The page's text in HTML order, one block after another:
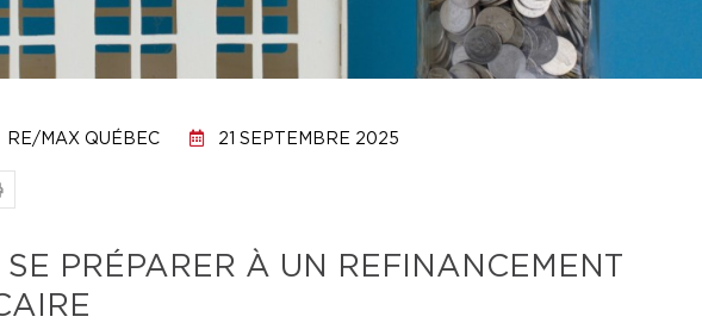
RE/MAX QUÉBEC 21 SEPTEMBRE 2025
SE PRÉPARER À UN REFINANCEMENT